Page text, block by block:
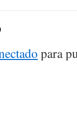
para